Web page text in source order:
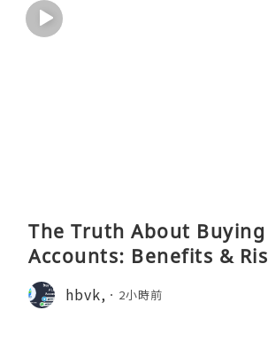
The Truth About
Accounts: Benefits &
hbvk, 2小時前